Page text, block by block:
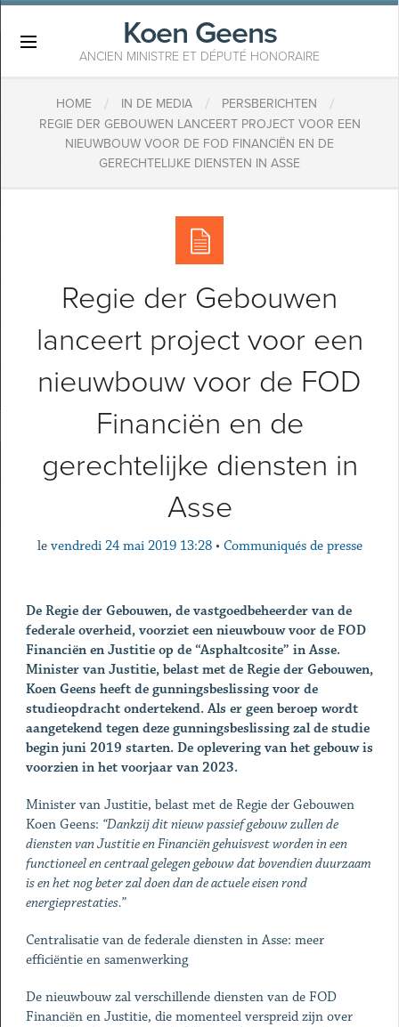
Koen Geens
ANCIEN MINISTRE ET DÉPUTÉ HONORAIRE
HOME / IN DE MEDIA / PERSBERICHTEN /
REGIE DER GEBOUWEN LANCEERT PROJECT VOOR EEN
NIEUWBOUW VOOR DE FOD FINANCIËN EN DE
GERECHTELIJKE DIENSTEN IN ASSE
Regie der Gebouwen
lanceert project voor een
nieuwbouw voor de FOD
Financiën en de
gerechtelijke diensten in
Asse
le vendredi 24 mai 2019 13:28 • Communiqués de presse
De Regie der Gebouwen, de vastgoedbeheerder van de
federale overheid, voorziet een nieuwbouw voor de FOD
Financiën en Justitie op de “Asphaltcosite” in Asse.
Minister van Justitie, belast met de Regie der Gebouwen,
Koen Geens heeft de gunningsbeslissing voor de
studieopdracht ondertekend. Als er geen beroep wordt
aangetekend tegen deze gunningsbeslissing zal de studie
begin juni 2019 starten. De oplevering van het gebouw is
voorzien in het voorjaar van 2023.
Minister van Justitie, belast met de Regie der Gebouwen
Koen Geens: “Dankzij dit nieuw passief gebouw zullen de
diensten van Justitie en Financiën gehuisvest worden in een
functioneel en centraal gelegen gebouw dat bovendien duurzaam
is en het nog beter zal doen dan de actuele eisen rond
energieprestaties.”
Centralisatie van de federale diensten in Asse: meer
efficiëntie en samenwerking
De nieuwbouw zal verschillende diensten van de FOD
Financiën en Justitie, die momenteel verspreid zijn over